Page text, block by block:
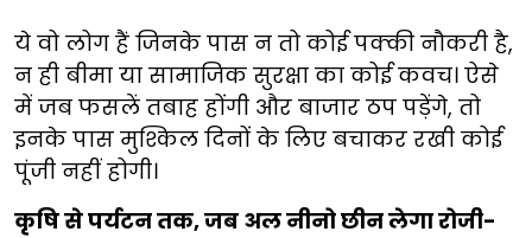
ये वो लोग हैं जिनके पास न तो कोई पक्की नौकरी है,
न ही बीमा या सामाजिक सुरक्षा का कोई कवच। ऐसे
में जब फसलें तबाह होंगी और बाजार ठप पड़ेंगे, तो
इनके पास मुश्किल दिनों के लिए बचाकर रखी कोई
पूंजी नहीं होगी।
कृषि से पर्यटन तक, जब अल नीनो छीन लेगा रोजी-